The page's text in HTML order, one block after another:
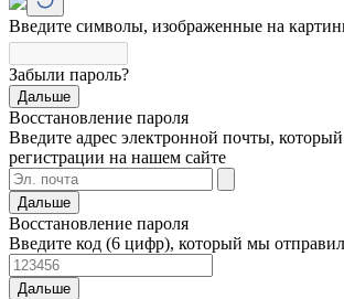
Введите символы, изображенные на
Забыли пароль?
Дальше
Восстановление пароля
Введите адрес электронной почты,
регистрации на нашем сайте
Дальше
Восстановление пароля
Введите код (6 цифр), который мы
Дальше